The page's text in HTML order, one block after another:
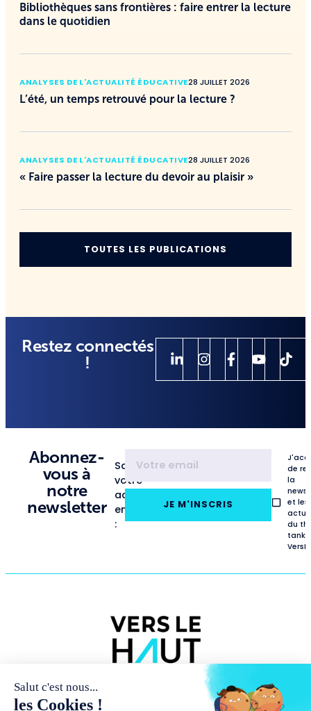
Bibliothèques sans frontières : faire entrer la lecture
dans le quotidien
ANALYSES DE L'ACTUALITÉ ÉDUCATIVE28 JUILLET 2026
L’été, un temps retrouvé pour la lecture ?
ANALYSES DE L'ACTUALITÉ ÉDUCATIVE28 JUILLET 2026
« Faire passer la lecture du devoir au plaisir »
TOUTES LES PUBLICATIONS
Restez connectés
!
Abonnez-
vous à
notre
newsletter
Saisissez
votre
adresse
email
:
JE M'INSCRIS
de
la
et les
du
tank
NOUS PUBLICATIONSRENCONTRES